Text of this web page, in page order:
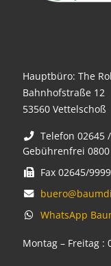
Hauptbüro: The
Bahnhofstraße 12
53560 Vettelschoß
Telefon 02645
Gebührenfrei
Fax 02645/
WhatsApp
Montag – Freitag :